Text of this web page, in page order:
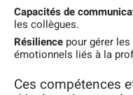
Capacités de
les collègues.
Résilience pour gérer
émotionnels liés à la
Ces compétences